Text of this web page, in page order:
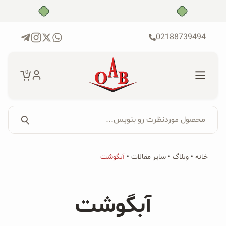
02188739494
0
برای:
جستجو...
پکیج‌ها
محصولات ارگانیک
محصول موردنظرت رو بنویس...
خانه • وبلاگ • سایر مقالات • آبگوشت
آبگوشت